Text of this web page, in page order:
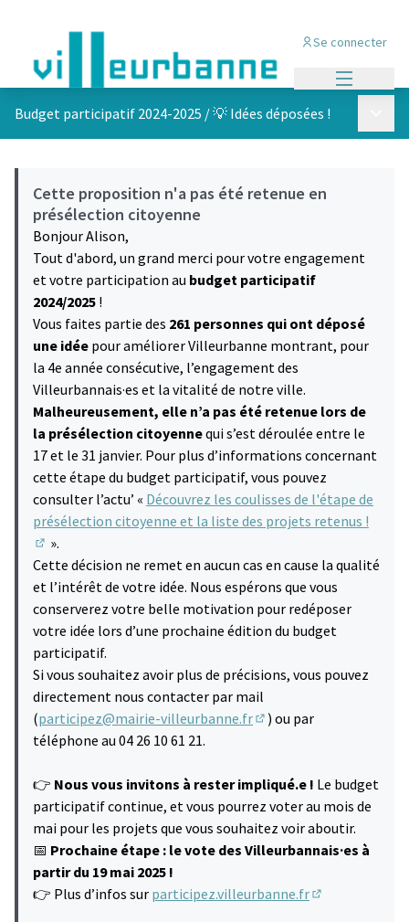
Se connecter
Budget participatif 2024-2025 /💡 Idées déposées !
Cette proposition n'a pas été retenue en
présélection citoyenne
Bonjour Alison,
Tout d'abord, un grand merci pour votre engagement
et votre participation au budget participatif
2024/2025 !
Vous faites partie des 261 personnes qui ont déposé
une idée pour améliorer Villeurbanne montrant, pour
la 4e année consécutive, l’engagement des
Villeurbannais·es et la vitalité de notre ville.
Malheureusement, elle n’a pas été retenue lors de
la présélection citoyennequi s’est déroulée entre le
17 et le 31 janvier. Pour plus d’informations concernant
cette étape du budget participatif, vous pouvez
consulter l’actu’ « Découvrez les coulisses de l'étape de
présélection citoyenne et la liste des projets retenus !
(S'ouvre dans un nouvel onglet)
».
Cette décision ne remet en aucun cas en cause la qualité
et l’intérêt de votre idée. Nous espérons que vous
conserverez votre belle motivation pour redéposer
votre idée lors d’une prochaine édition du budget
participatif.
Si vous souhaitez avoir plus de précisions, vous pouvez
directement nous contacter par mail
(participez@mairie-villeurbanne.fr
) ou par
téléphone au 04 26 10 61 21.
👉 Nous vous invitons à rester impliqué.e ! Le budget
participatif continue, et vous pourrez voter au mois de
mai pour les projets que vous souhaitez voir aboutir.
📅 Prochaine étape : le vote des Villeurbannais·es à
partir du 19 mai 2025 !
👉 Plus d’infos sur participez.villeurbanne.fr